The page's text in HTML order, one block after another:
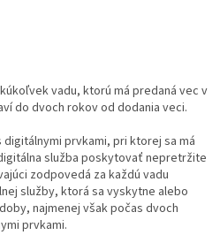
vadu, ktorú má predaná vec v
do dvoch rokov od dodania veci.
prvkami, pri ktorej sa má
služba poskytovať nepretržite
zodpovedá za každú vadu
služby, ktorá sa vyskytne alebo
najmenej však počas dvoch
prvkami.